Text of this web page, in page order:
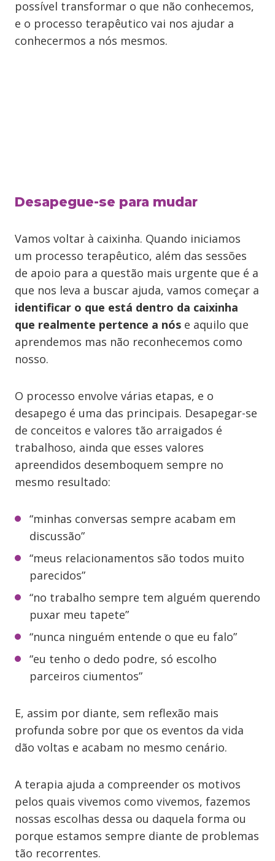
possível transformar o que não conhecemos,
e o processo terapêutico vai nos ajudar a
conhecermos a nós mesmos.
Desapegue-se para mudar
Vamos voltar à caixinha. Quando iniciamos
um processo terapêutico, além das sessões
de apoio para a questão mais urgente que é a
que nos leva a buscar ajuda, vamos começar a
identificar o que está dentro da caixinha
que realmente pertence a nós e aquilo que
aprendemos mas não reconhecemos como
nosso.
O processo envolve várias etapas, e o
desapego é uma das principais. Desapegar-se
de conceitos e valores tão arraigados é
trabalhoso, ainda que esses valores
apreendidos desemboquem sempre no
mesmo resultado:
“minhas conversas sempre acabam em
discussão”
“meus relacionamentos são todos muito
parecidos”
“no trabalho sempre tem alguém querendo
puxar meu tapete”
“nunca ninguém entende o que eu falo”
“eu tenho o dedo podre, só escolho
parceiros ciumentos”
E, assim por diante, sem reflexão mais
profunda sobre por que os eventos da vida
dão voltas e acabam no mesmo cenário.
A terapia ajuda a compreender os motivos
pelos quais vivemos como vivemos, fazemos
nossas escolhas dessa ou daquela forma ou
porque estamos sempre diante de problemas
tão recorrentes.